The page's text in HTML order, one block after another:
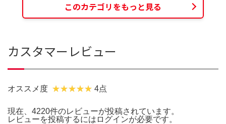
このカテゴリをもっと見る
カスタマーレビュー
オススメ度 4点
現在、4220件のレビューが投稿されています。
レビューを投稿するには ログインが必要です。